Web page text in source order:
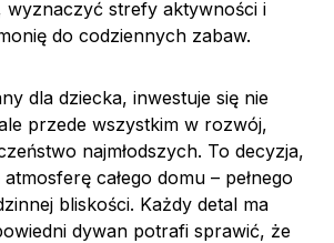
wyznaczyć strefy aktywności i
do codziennych zabaw.
dla dziecka, inwestuje się nie
przede wszystkim w rozwój,
najmłodszych. To decyzja,
całego domu – pełnego
bliskości. Każdy detal ma
dywan potrafi sprawić, że